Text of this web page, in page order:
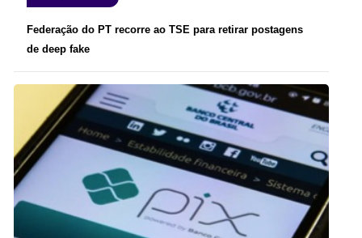
Federação do PT recorre ao TSE para retirar postagens
de deep fake